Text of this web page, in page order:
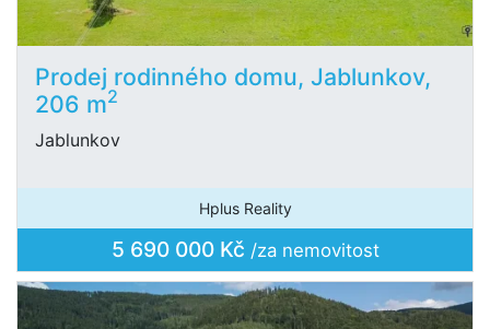
Prodej rodinného domu, Jablunkov,
206 m2
Jablunkov
Hplus Reality
5 690 000 Kč /za nemovitost